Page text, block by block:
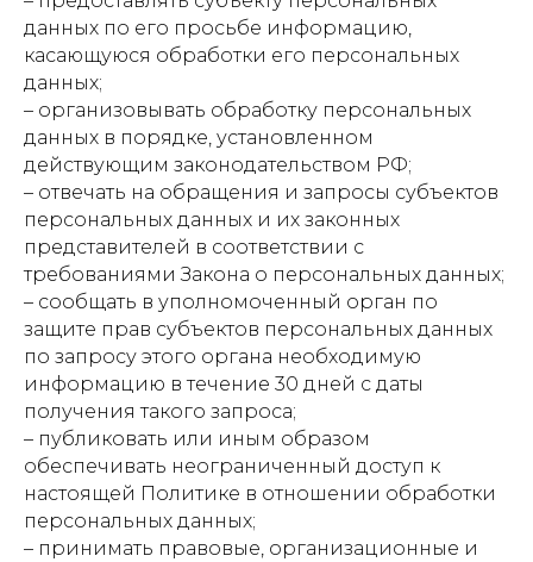
данных по его просьбе информацию,
касающуюся обработки его персональных
данных;
– организовывать обработку персональных
данных в порядке, установленном
действующим законодательством РФ;
– отвечать на обращения и запросы субъектов
персональных данных и их законных
представителей в соответствии с
требованиями Закона о персональных данных;
– сообщать в уполномоченный орган по
защите прав субъектов персональных данных
по запросу этого органа необходимую
информацию в течение 30 дней с даты
получения такого запроса;
– публиковать или иным образом
обеспечивать неограниченный доступ к
настоящей Политике в отношении обработки
персональных данных;
– принимать правовые, организационные и